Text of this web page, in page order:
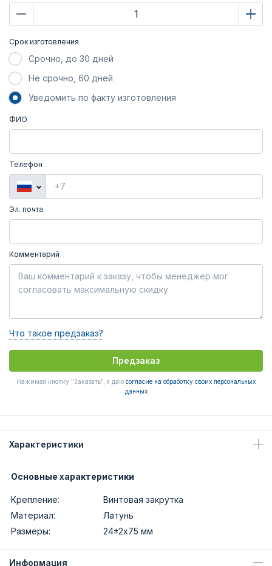
Срок изготовления
Срочно, до 30 дней
Не срочно, 60 дней
Уведомить по факту изготовления
ФИО
Телефон
Эл. почта
Комментарий
Что такое предзаказ?
Предзаказ
Нажимая кнопку "Заказать", я даю согласие на обработку своих персональных
данных
Характеристики
Основные характеристики
Крепление:
Винтовая закрутка
Материал:
Латунь
Размеры:
24±2х75 мм
Информация